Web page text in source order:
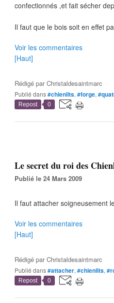
confectionnés ,et fait sécher
Il faut que le bois soit en effet
Voir les commentaires
[Haut]
Rédigé parChristaldesaintmarc
Publié dans#chienlits, #forge,
Repost 0
Le secret du roi des
Publié le 24 Mars 2009
Il faut attacher soigneusement
Voir les commentaires
[Haut]
Rédigé parChristaldesaintmarc
Publié dans#attacher, #chienlits,
Repost 0